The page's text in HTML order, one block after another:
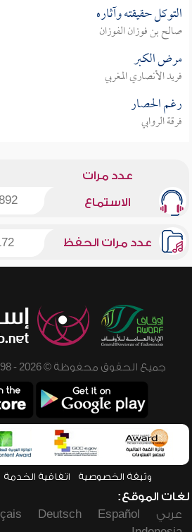
التوكل حقيقته وآثاره
صالح بن فوزان الفوزان
مرض الكبر
فريد الأنصاري المغربي
رغم الحصار
فرقة الروابي
عدد مرات
الاستماع
عدد مرات الحفظ
جميع الحقوق محفوظة © 2026 - 1998 لشبكة إسلام ويب
وثيقة الخصوصية اتفاقية الخدمة
لغات الموقع:
عربي
Español
Deutsch